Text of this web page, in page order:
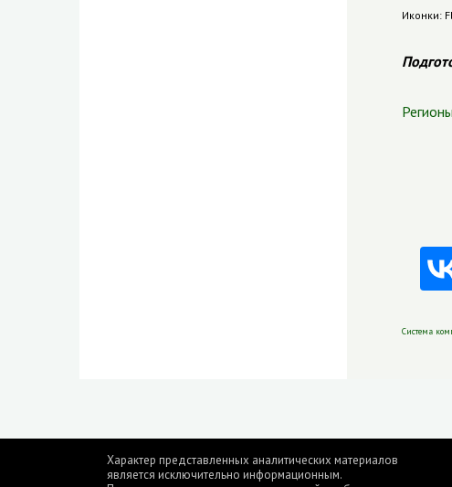
Иконки:
Система
Характер представленных аналитических материалов
является исключительно информационным.